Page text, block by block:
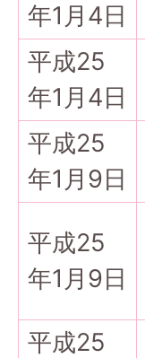
年1月4日
平成25
年1月4日
平成25
年1月9日
平成25
年1月9日
平成25